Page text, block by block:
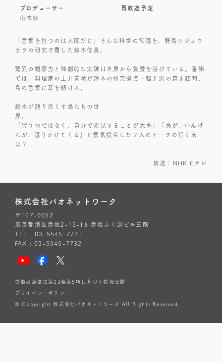
プロデューサー
山本妙
再放送予定
「言葉を持つのは人間だけ」そんな科学の常識を、野鳥シジュウ
カラの研究で覆した鈴木俊貴。
驚異の観察力と独創的な実験は世界から賞賛を浴びている。番組
では、料理家の土井善晴が鈴木の研究拠点・軽井沢の森を訪問、
鳥の言葉に耳を傾ける。
鈴木が語り尽くす鳥たちの世
「習うのではなく、自分で発見することが大事」「鳥が、いんげ
んが、語りかけてくる」と意気投合した２人のトークの行く末
は？
放送：NHK Eテレ
株式会社パオネットワーク
〒107-0052
東京都港区赤坂2-15-16 赤坂ふく源ビル三階
TEL : 03-5545-7731
FAX : 03-5545-7732
労働者派遣法第23条第5項に基づく情報公開
プライバシーポリシー
© Copyright 株式会社パオネットワーク All Rights Reserved.